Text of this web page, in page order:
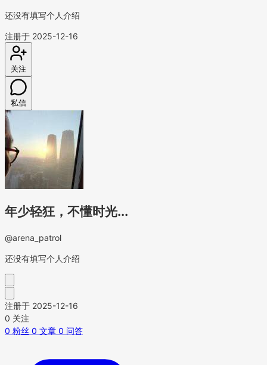
还没有填写个人介绍
注册于 2025-12-16
关注
私信
年少轻狂，不懂时光...
@arena_patrol
还没有填写个人介绍
注册于 2025-12-16
0 关注
0 粉丝 0 文章 0 问答